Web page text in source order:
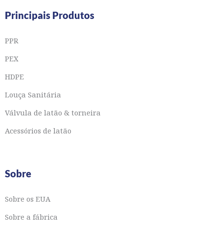
Principais Produtos
PPR
PEX
HDPE
Louça Sanitária
Válvula de latão & torneira
Acessórios de latão
Sobre
Sobre os EUA
Sobre a fábrica